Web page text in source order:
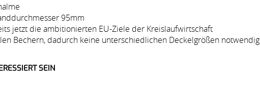
95mm
jetzt die ambitionierten EU-Ziele der Kreislaufwirtschaft
Bechern, dadurch keine unterschiedlichen Deckelgrößen notwendig
SEIN